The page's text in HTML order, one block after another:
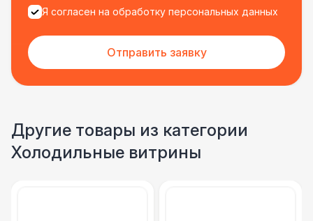
Я согласен на обработку персональных данных
Отправить заявку
Другие товары из категории
Холодильные витрины